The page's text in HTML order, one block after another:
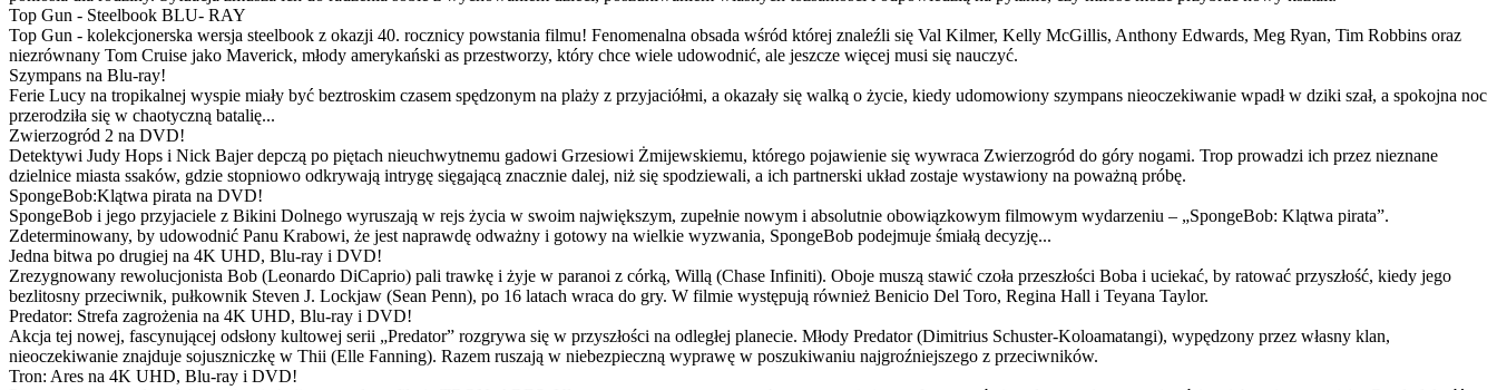
Top Gun - Steelbook BLU- RAY
Top Gun - kolekcjonerska wersja steelbook z okazji 40. rocznicy powstania filmu! Fenomenalna obsada wśród której znaleźli się Val Kilmer, Kelly McGillis, Anthony Edwards, Meg Ryan, Tim Robbins oraz
niezrównany Tom Cruise jako Maverick, młody amerykański as przestworzy, który chce wiele udowodnić, ale jeszcze więcej musi się nauczyć.
Szympans na Blu-ray!
Ferie Lucy na tropikalnej wyspie miały być beztroskim czasem spędzonym na plaży z przyjaciółmi, a okazały się walką o życie, kiedy udomowiony szympans nieoczekiwanie wpadł w dziki szał, a spokojna noc
przerodziła się w chaotyczną batalię...
Zwierzogród 2 na DVD!
Detektywi Judy Hops i Nick Bajer depczą po piętach nieuchwytnemu gadowi Grzesiowi Żmijewskiemu, którego pojawienie się wywraca Zwierzogród do góry nogami. Trop prowadzi ich przez nieznane
dzielnice miasta ssaków, gdzie stopniowo odkrywają intrygę sięgającą znacznie dalej, niż się spodziewali, a ich partnerski układ zostaje wystawiony na poważną próbę.
SpongeBob:Klątwa pirata na DVD!
SpongeBob i jego przyjaciele z Bikini Dolnego wyruszają w rejs życia w swoim największym, zupełnie nowym i absolutnie obowiązkowym filmowym wydarzeniu – „SpongeBob: Klątwa pirata”.
Zdeterminowany, by udowodnić Panu Krabowi, że jest naprawdę odważny i gotowy na wielkie wyzwania, SpongeBob podejmuje śmiałą decyzję...
Jedna bitwa po drugiej na 4K UHD, Blu-ray i DVD!
Zrezygnowany rewolucjonista Bob (Leonardo DiCaprio) pali trawkę i żyje w paranoi z córką, Willą (Chase Infiniti). Oboje muszą stawić czoła przeszłości Boba i uciekać, by ratować przyszłość, kiedy jego
bezlitosny przeciwnik, pułkownik Steven J. Lockjaw (Sean Penn), po 16 latach wraca do gry. W filmie występują również Benicio Del Toro, Regina Hall i Teyana Taylor.
Predator: Strefa zagrożenia na 4K UHD, Blu-ray i DVD!
Akcja tej nowej, fascynującej odsłony kultowej serii „Predator” rozgrywa się w przyszłości na odległej planecie. Młody Predator (Dimitrius Schuster-Koloamatangi), wypędzony przez własny klan,
nieoczekiwanie znajduje sojuszniczkę w Thii (Elle Fanning). Razem ruszają w niebezpieczną wyprawę w poszukiwaniu najgroźniejszego z przeciwników.
Tron: Ares na 4K UHD, Blu-ray i DVD!